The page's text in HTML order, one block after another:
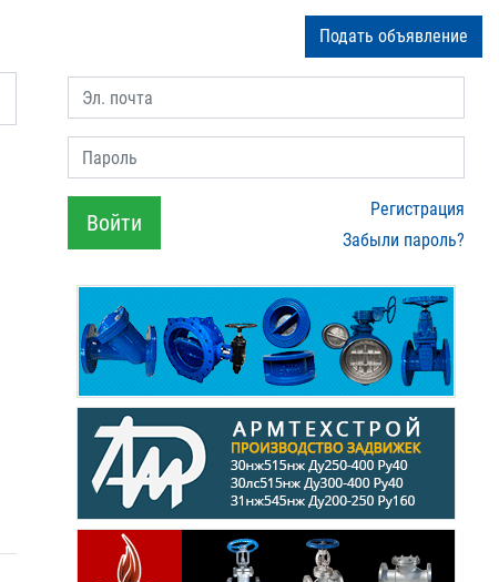
Подать объявление
Эл. почта
Пароль
Войти
Регистрация
Забыли пароль?